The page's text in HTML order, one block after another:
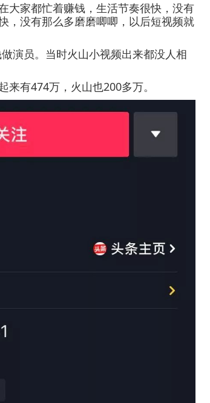
家都忙着赚钱，生活节奏很快，没有
，没有那么多磨磨唧唧，以后短视频就
员。当时火山小视频出来都没人相
有474万，火山也200多万。